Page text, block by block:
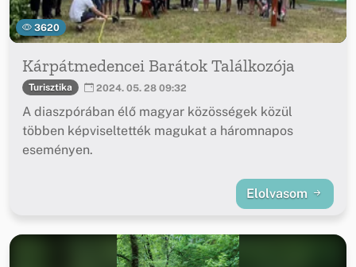
3620
Kárpátmedencei Barátok Találkozója
Turisztika 2024. 05. 28 09:32
A diaszpórában élő magyar közösségek közül
többen képviseltették magukat a háromnapos
eseményen.
Elolvasom